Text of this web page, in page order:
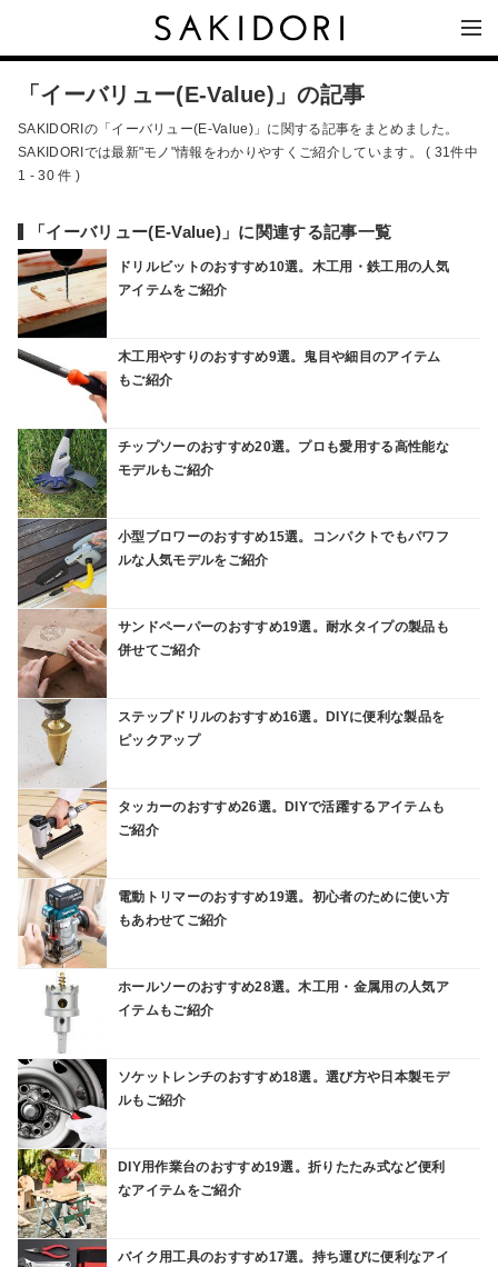
「イーバリュー(E-Value)」の記事
SAKIDORIの「イーバリュー(E-Value)」に関する記事をまとめました。
SAKIDORIでは最新"モノ"情報をわかりやすくご紹介しています。 ( 31件中
1 - 30 件 )
「イーバリュー(E-Value)」に関連する記事一覧
ドリルビットのおすすめ10選。木工用・鉄工用の人気
アイテムをご紹介
木工用やすりのおすすめ9選。鬼目や細目のアイテム
もご紹介
チップソーのおすすめ20選。プロも愛用する高性能な
モデルもご紹介
小型ブロワーのおすすめ15選。コンパクトでもパワフ
ルな人気モデルをご紹介
サンドペーパーのおすすめ19選。耐水タイプの製品も
併せてご紹介
ステップドリルのおすすめ16選。DIYに便利な製品を
ピックアップ
タッカーのおすすめ26選。DIYで活躍するアイテムも
ご紹介
電動トリマーのおすすめ19選。初心者のために使い方
もあわせてご紹介
ホールソーのおすすめ28選。木工用・金属用の人気ア
イテムもご紹介
ソケットレンチのおすすめ18選。選び方や日本製モデ
ルもご紹介
DIY用作業台のおすすめ19選。折りたたみ式など便利
なアイテムをご紹介
バイク用工具のおすすめ17選。持ち運びに便利なアイ